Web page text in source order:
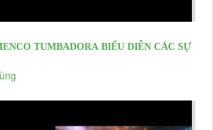
TUMBADORA BIỂU DIỄN CÁC SỰ
BĐS...